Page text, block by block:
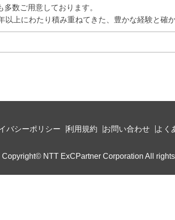
数ご用意しております。
上にわたり積み重ねてきた、豊かな経験と確
バシーポリシー 利用規約 お問い合わせ よく
Copyright© NTT ExCPartner Corporation All